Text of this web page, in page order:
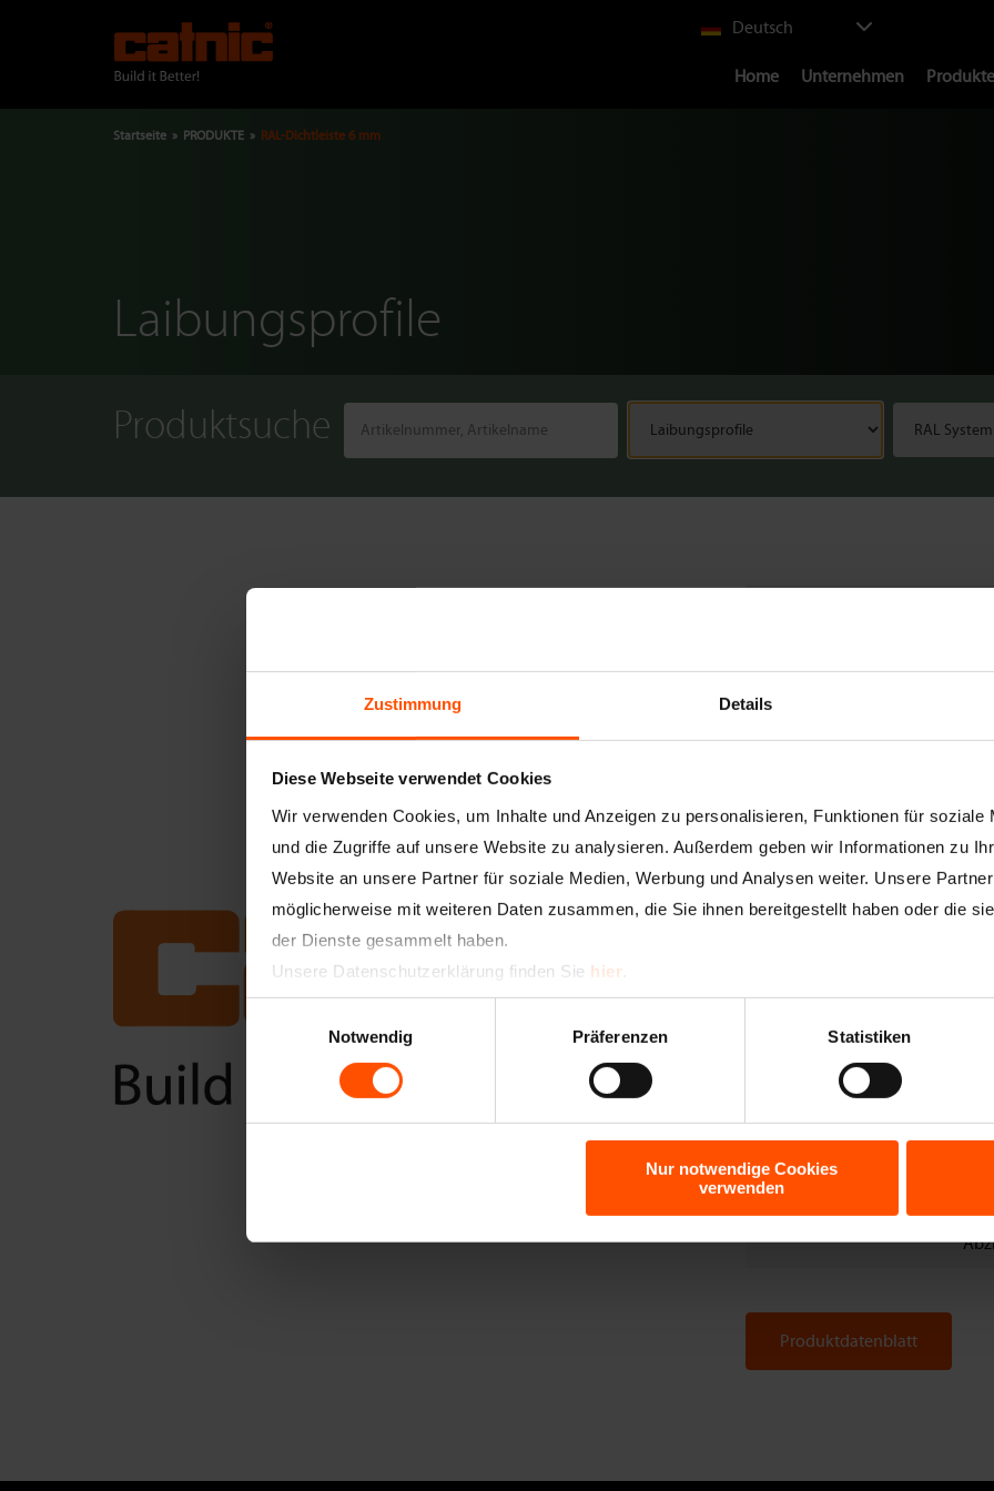
Zustimmung Details
Diese Webseite verwendet Cookies
Wir verwenden Cookies, um Inhalte und Anzeigen zu personalisieren, Funktionen für soziale
und die Zugriffe auf unsere Website zu analysieren. Außerdem geben wir Informationen zu
Website an unsere Partner für soziale Medien, Werbung und Analysen weiter. Unsere
möglicherweise mit weiteren Daten zusammen, die Sie ihnen bereitgestellt haben oder die
der Dienste gesammelt haben.
Unsere Datenschutzerklärung finden Sie hier
Notwendig
Präferenzen Statistiken
Nur notwendige Cookies
verwenden
Select
language
Deutsch
Main
Home Unternehmen Produkte
Pfadnavigation
Startseite PRODUKTE RAL-Dichtleiste 6 mm
Laibungsprofile
Produktsuche
Beschreibung
Putz-/Plattenstärke 6
Maße
Standardlängen 250
1
Menge/Palette
Ausgestattet mit
Produktdatenblatt